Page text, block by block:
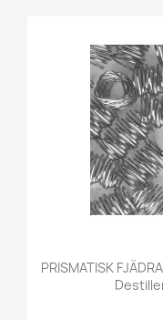
PRISMATISK